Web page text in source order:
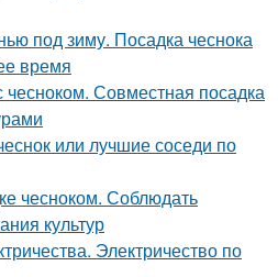
под зиму. Посадка чеснока
время
чесноком. Совместная посадка
или лучшие соседи по
чесноком. Соблюдать
культур
Электричество по